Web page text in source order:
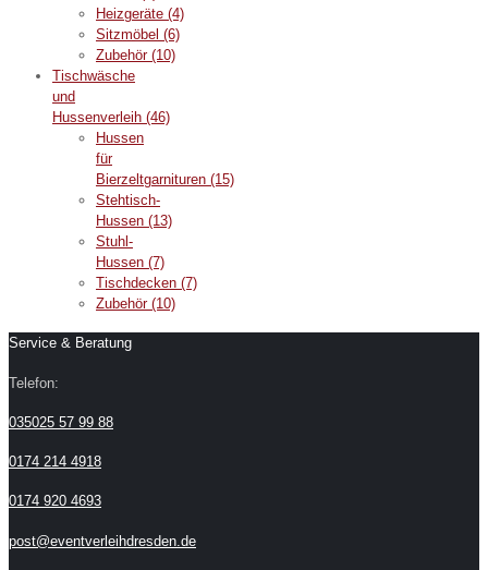
Heizgeräte (4)
Sitzmöbel (6)
Zubehör (10)
Tischwäsche
und
Hussenverleih (46)
Hussen
für
Bierzeltgarnituren (15)
Stehtisch-
Hussen (13)
Stuhl-
Hussen (7)
Tischdecken (7)
Zubehör (10)
Service & Beratung
Telefon:
035025 57 99 88
0174 214 4918
0174 920 4693
post@eventverleihdresden.de